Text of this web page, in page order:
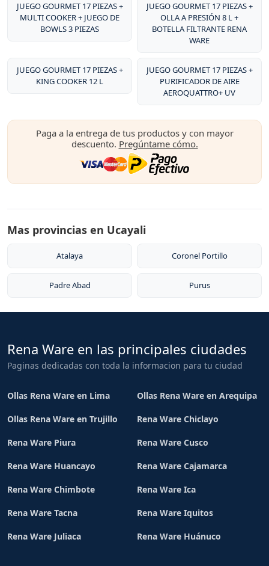
JUEGO GOURMET 17 PIEZAS +
MULTI COOKER + JUEGO DE
BOWLS 3 PIEZAS
JUEGO GOURMET 17 PIEZAS +
OLLA A PRESIÓN 8 L +
BOTELLA FILTRANTE RENA
WARE
JUEGO GOURMET 17 PIEZAS +
KING COOKER 12 L
JUEGO GOURMET 17 PIEZAS +
PURIFICADOR DE AIRE
AEROQUATTRO+ UV
Paga a la entrega de tus productos y con mayor
descuento. Pregúntame cómo.
Mas provincias en Ucayali
Atalaya Coronel Portillo
Padre Abad Purus
Rena Ware en las principales ciudades
Paginas dedicadas con toda la informacion para tu ciudad
Ollas Rena Ware en Lima Ollas Rena Ware en Arequipa
Ollas Rena Ware en Trujillo Rena Ware Chiclayo
Rena Ware Piura Rena Ware Cusco
Rena Ware Huancayo Rena Ware Cajamarca
Rena Ware Chimbote Rena Ware Ica
Rena Ware Tacna Rena Ware Iquitos
Rena Ware Juliaca Rena Ware Huánuco